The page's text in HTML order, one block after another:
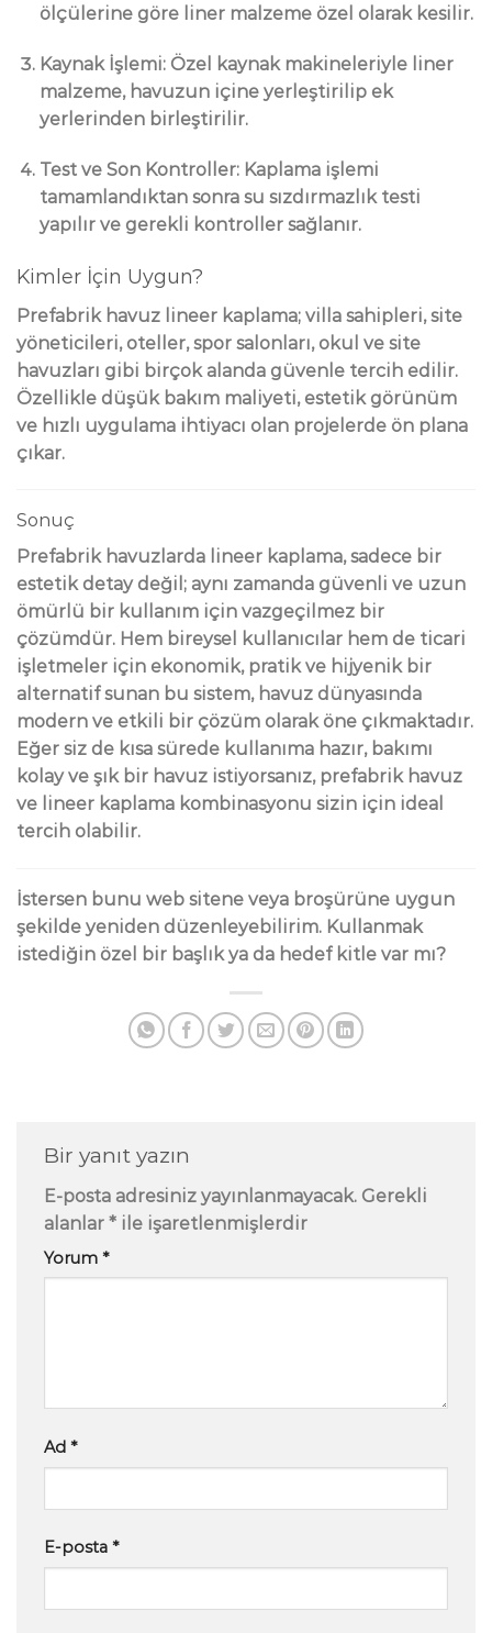
ölçülerine göre liner malzeme özel olarak kesilir.
Kaynak İşlemi:Özel kaynak makineleriyle liner
malzeme, havuzun içine yerleştirilip ek
yerlerinden birleştirilir.
Test ve Son Kontroller:Kaplama işlemi
tamamlandıktan sonra su sızdırmazlık testi
yapılır ve gerekli kontroller sağlanır.
Kimler İçin Uygun?
Prefabrik havuz lineer kaplama; villa sahipleri, site
yöneticileri, oteller, spor salonları, okul ve site
havuzları gibi birçok alanda güvenle tercih edilir.
Özellikle düşük bakım maliyeti, estetik görünüm
ve hızlı uygulama ihtiyacı olan projelerde ön plana
çıkar.
Sonuç
Prefabrik havuzlarda lineer kaplama, sadece bir
estetik detay değil; aynı zamanda güvenli ve uzun
ömürlü bir kullanım için vazgeçilmez bir
çözümdür. Hem bireysel kullanıcılar hem de ticari
işletmeler için ekonomik, pratik ve hijyenik bir
alternatif sunan bu sistem, havuz dünyasında
modern ve etkili bir çözüm olarak öne çıkmaktadır.
Eğer siz de kısa sürede kullanıma hazır, bakımı
kolay ve şık bir havuz istiyorsanız, prefabrik havuz
ve lineer kaplama kombinasyonu sizin için ideal
tercih olabilir.
İstersen bunu web sitene veya broşürüne uygun
şekilde yeniden düzenleyebilirim. Kullanmak
istediğin özel bir başlık ya da hedef kitle var mı?
Bir yanıt yazın
E-posta adresiniz yayınlanmayacak. Gerekli
alanlar * ile işaretlenmişlerdir
Yorum *
Ad *
E-posta *